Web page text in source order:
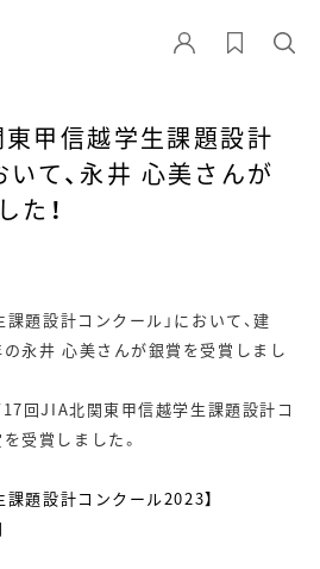
東甲信越学生課題設計
いて、永井 心美さんが
た！
題設計コンクール」において、建
永井 心美さんが銀賞を受賞しまし
17回JIA北関東甲信越学生課題設計コ
受賞しました。
題設計コンクール2023】